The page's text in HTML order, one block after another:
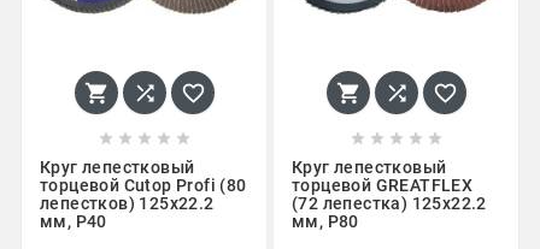
  
    
Круг лепестковый
торцевой Cutop Profi (80
лепестков) 125x22.2
мм, Р40
  
    
Круг лепестковый
торцевой GREATFLEX
(72 лепестка) 125x22.2
мм, Р80